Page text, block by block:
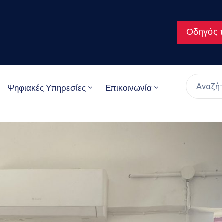
Οδηγός
Ψηφιακές Υπηρεσίες Επικοινωνία